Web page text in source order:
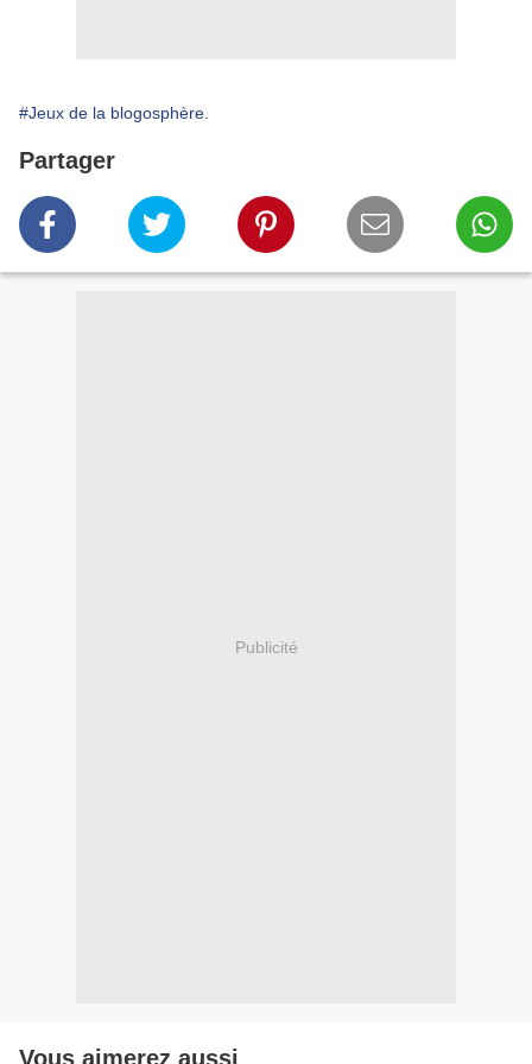
#Jeux de la blogosphère.
Partager
Publicité
Vous aimerez aussi